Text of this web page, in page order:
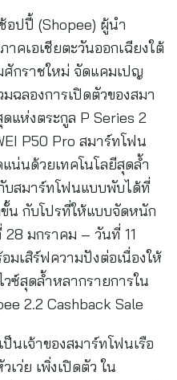
อปปี้ (Shopee) ผู้นำ
คเอเชียตะวันออกเฉียงใต้
ศักราชใหม่ จัดแคมเปญ
ฉลองการเปิดตัวของสมา
แห่งตระกูล P Series 2
P50 Pro สมาร์ทโฟน
น่นด้วยเทคโนโลยีสุดล้ำ
บสมาร์ทโฟนแบบพับได้ที่
น กับโปรที่ให้แบบจัดหนัก
มกราคม – วันที่ 11
เสิร์ฟความปังต่อเนื่องให้
ซ์สุดล้ำหลากรายการใน
2.2 Cashback Sale
นเจ้าของสมาร์ทโฟนเรือ
ว่ย เพิ่งเปิดตัว ใน